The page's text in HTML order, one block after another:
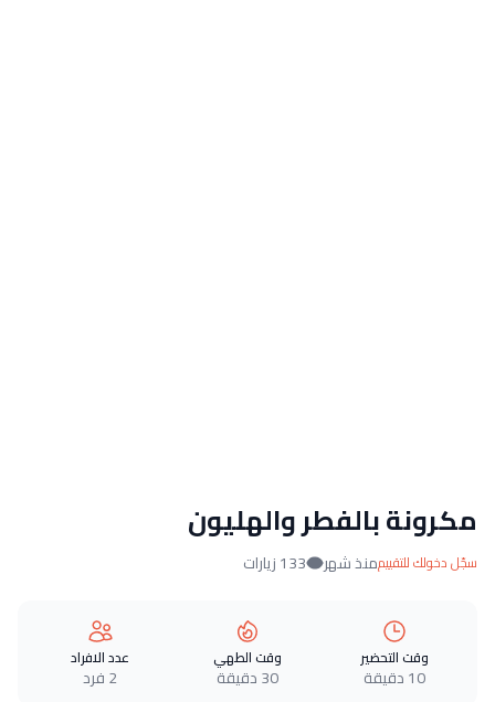
مكرونة بالفطر والهليون
سجّل دخولك للتقييممنذ شهر 133 زيارات
وقت التحضير
10 دقيقة
وقت الطهي
30 دقيقة
عدد الافراد
2 فرد